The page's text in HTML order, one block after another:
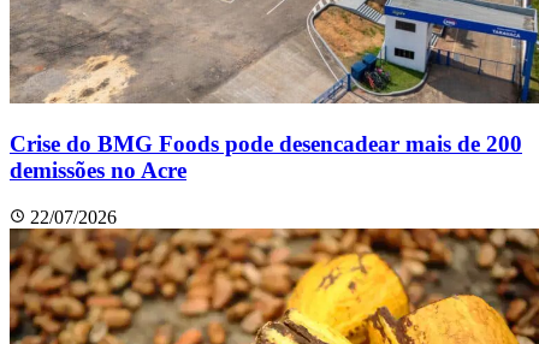
Crise do BMG Foods pode desencadear mais de 200
demissões no Acre
22/07/2026